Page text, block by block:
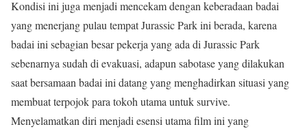
Kondisi ini juga menjadi mencekam dengan keberadaan badai
yang menerjang pulau tempat Jurassic Park ini berada, karena
badai ini sebagian besar pekerja yang ada di Jurassic Park
sebenarnya sudah di evakuasi, adapun sabotase yang dilakukan
saat bersamaan badai ini datang yang menghadirkan situasi yang
membuat terpojok para tokoh utama untuk survive.
Menyelamatkan diri menjadi esensi utama film ini yang